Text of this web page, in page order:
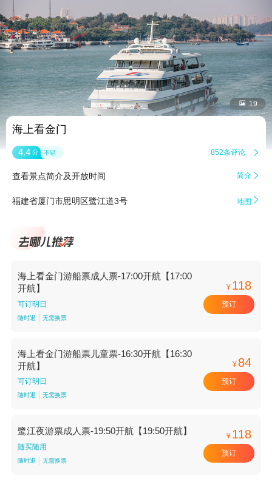
 19
海上看金门
4.4 分 不错 852条评论 
查看景点简介及开放时间 简介 
福建省厦门市思明区鹭江道3号 地图 
海上看金门游船票成人票-17:00开航【17:00
开航】
可订明日
随时退 无需换票
¥ 118
预订
海上看金门游船票儿童票-16:30开航【16:30
开航】
可订明日
随时退 无需换票
¥ 84
预订
鹭江夜游票成人票-19:50开航【19:50开航】
随买随用
随时退 无需换票
¥ 118
预订
